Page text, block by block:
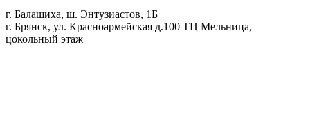
г. Балашиха, ш. Энтузиастов, 1Б
г. Брянск, ул. Красноармейская д.100 ТЦ Мельница,
цокольный этаж